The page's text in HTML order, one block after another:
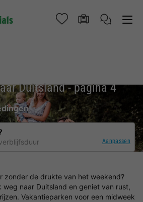
Duitsland - pagina 4
Aanpassen
zonder de drukte van het weekend?
weg naar Duitsland en geniet van rust,
Vakantieparken voor een midweek